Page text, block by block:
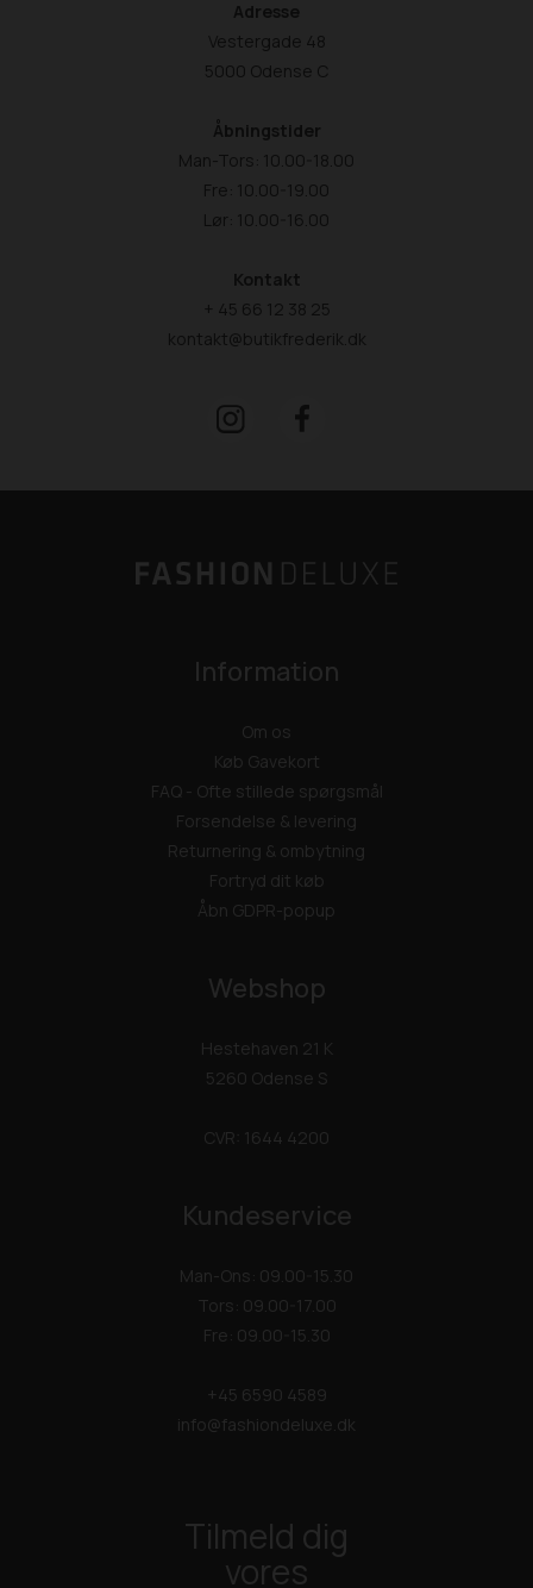
Adresse
Vestergade 48
5000 Odense C
Åbningstider
Man-Tors: 10.00-18.00
Fre: 10.00-19.00
Lør: 10.00-16.00
Kontakt
+ 45 66 12 38 25
kontakt@butikfrederik.dk
Information
Om os
Køb Gavekort
FAQ - Ofte stillede spørgsmål
Forsendelse & levering
Returnering & ombytning
Fortryd dit køb
Åbn GDPR-popup
Webshop
Hestehaven 21 K
5260 Odense S
CVR: 1644 4200
Kundeservice
Man-Ons: 09.00-15.30
Tors: 09.00-17.00
Fre: 09.00-15.30
+45 6590 4589
info@fashiondeluxe.dk
Tilmeld dig
vores